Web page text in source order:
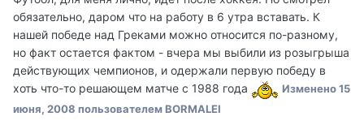
обязательно, даром что на работу в 6 утра вставать. К
нашей победе над Греками можно относится по-разному,
но факт остается фактом - вчера мы выбили из розыгрыша
действующих чемпионов, и одержали первую победу в
хоть что-то решающем матче с 1988 года
Изменено15
июня, 2008 пользователем BORMALEI